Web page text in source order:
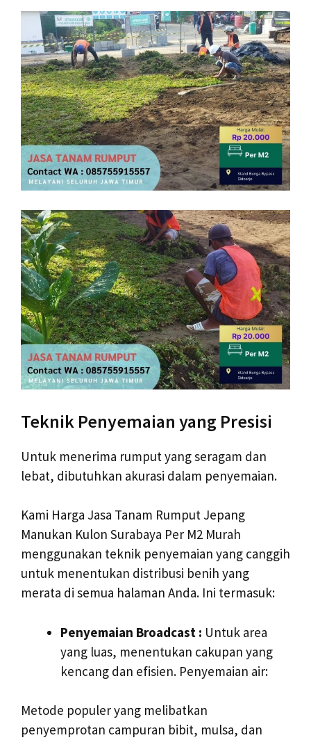
Teknik Penyemaian yang Presisi
Untuk menerima rumput yang seragam dan
lebat, dibutuhkan akurasi dalam penyemaian.
Kami Harga Jasa Tanam Rumput Jepang
Manukan Kulon Surabaya Per M2 Murah
menggunakan teknik penyemaian yang canggih
untuk menentukan distribusi benih yang
merata di semua halaman Anda. Ini termasuk:
Penyemaian Broadcast : Untuk area
yang luas, menentukan cakupan yang
kencang dan efisien. Penyemaian air:
Metode populer yang melibatkan
penyemprotan campuran bibit, mulsa, dan